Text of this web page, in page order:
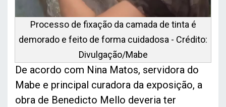
Processo de fixação da camada de tinta é
demorado e feito de forma cuidadosa - Crédito:
Divulgação/Mabe
De acordo com Nina Matos, servidora do
Mabe e principal curadora da exposição, a
obra de Benedicto Mello deveria ter